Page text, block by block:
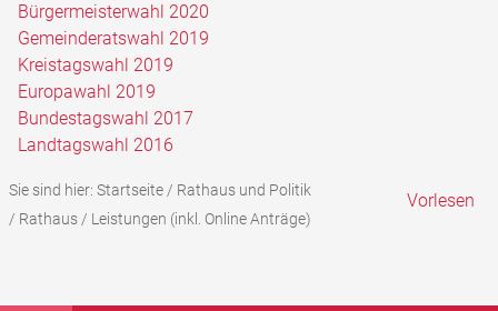
Bürgermeisterwahl 2020
Gemeinderatswahl 2019
Kreistagswahl 2019
Europawahl 2019
Bundestagswahl 2017
Landtagswahl 2016
Sie sind hier: Startseite/ Rathaus und Politik
/ Rathaus/ Leistungen (inkl. Online Anträge)
Vorlesen